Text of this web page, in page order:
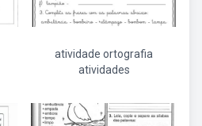
atividade ortografia
atividades